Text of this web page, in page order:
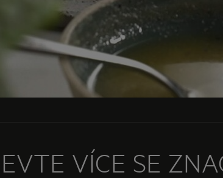
VÍCE SE